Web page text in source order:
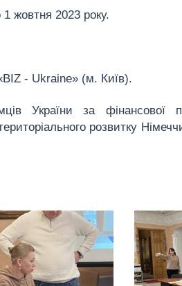
жовтня 2023 року.
- Ukraine» (м. Київ).
України за фінансової
розвитку